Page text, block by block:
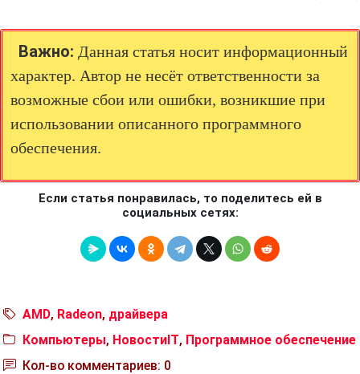
Важно: Данная статья носит информационный
характер. Автор не несёт ответственности за
возможные сбои или ошибки, возникшие при
использовании описанного программного
обеспечения.
Если статья понравилась, то поделитесь ей в
социальных сетях:
AMD, Radeon, драйвера
Компьютеры, НовостиIT, Программное обеспечение
Кол-во комментариев: 0